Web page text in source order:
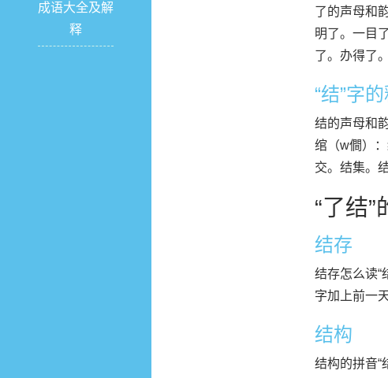
成语大全及解
释
了的声母和
明了。一目
了。办得了
“结”字
结的声母和
绾（w僴）
交。结集。
“了结
结存
结存怎么读“
字加上前一
结构
结构的拼音“